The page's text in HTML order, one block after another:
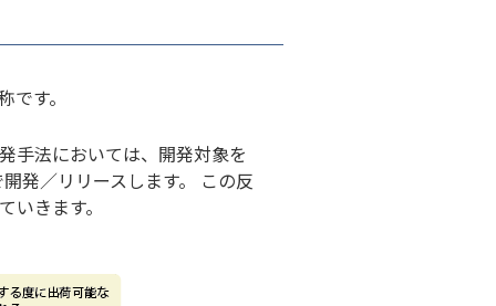
す。
手法においては、開発対象を
発／リリースします。 この反
きます。